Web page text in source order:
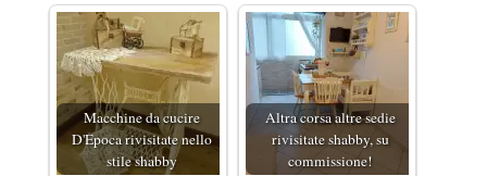
Macchine da cucire
D'Epoca rivisitate nello
stile shabby
Altra corsa altre sedie
rivisitate shabby, su
commissione!